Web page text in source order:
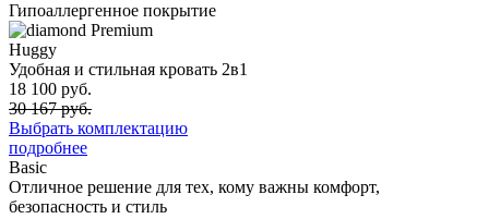
Гипоаллергенное покрытие
Premium
Huggy
Удобная и стильная кровать 2в1
18 100 руб.
30 167 руб.
Выбрать комплектацию
подробнее
Basic
Отличное решение для тех, кому важны комфорт,
безопасность и стиль